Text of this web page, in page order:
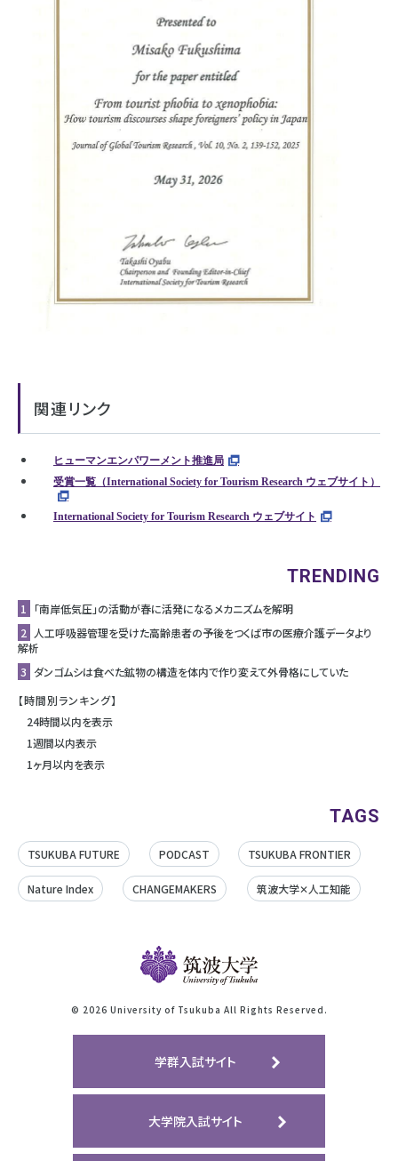
関連リンク
ヒューマンエンパワーメント推進局
受賞一覧（International Society for Tourism Research ウェブサイト）
International Society for Tourism Research ウェブサイト
TRENDING
1 「南岸低気圧」の活動が春に活発になるメカニズムを解明
2 人工呼吸器管理を受けた高齢患者の予後をつくば市の医療介護データより
解析
3 ダンゴムシは食べた鉱物の構造を体内で作り変えて外骨格にしていた
【時間別ランキング】
24時間以内を表示
1週間以内表示
1ヶ月以内を表示
TAGS
TSUKUBA FUTURE PODCAST TSUKUBA FRONTIER
Nature Index CHANGEMAKERS 筑波大学✕人工知能
© 2026 University of Tsukuba All Rights Reserved.
学群入試サイト
大学院入試サイト